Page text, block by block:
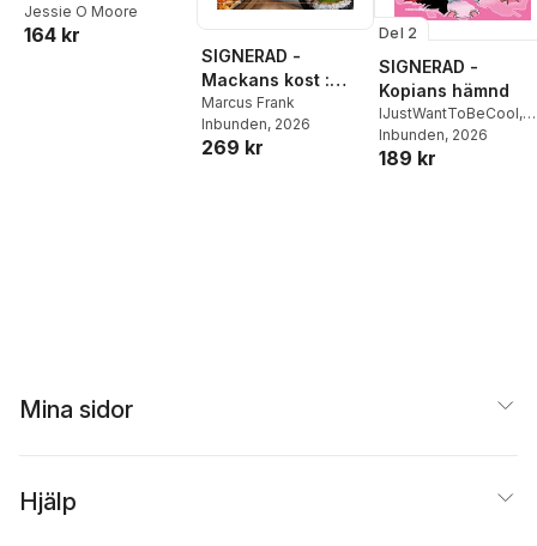
Jessie O Moore
164 kr
SIGNERAD -
Mackans kost :
Middagar och
matlådor
Marcus Frank
Inbunden, 2026
269 kr
Del 2
SIGNERAD -
Kopians hämnd
IJustWantToBeCool,
Joel Adolphson
Ejdemo Beer
Inbunden, 2026
189 kr
Mina sidor
Hjälp